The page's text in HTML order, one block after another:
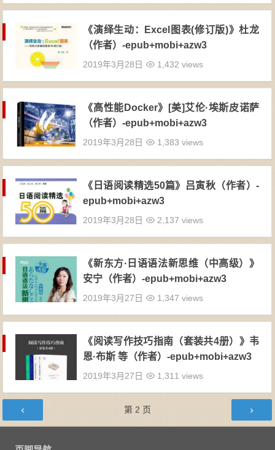
《演绎生动：Excel图表(修订版)》杜龙
（作者）-epub+mobi+azw3
2019年3月28日 1,432 views
《高性能Docker》[美]艾伦·埃斯皮诺萨
（作者）-epub+mobi+azw3
2019年3月28日 1,383 views
《日语阅读精选50篇》吕寅秋（作者）-
epub+mobi+azw3
2019年3月28日 2,137 views
《新东方·日语语法新思维（中高级）》
安宁（作者）-epub+mobi+azw3
2019年3月27日 1,347 views
《阅读写作技巧指南（套装共4册）》韦
恩·布斯 等（作者）-epub+mobi+azw3
2019年3月27日 1,311 views
文章导航 第 2 页